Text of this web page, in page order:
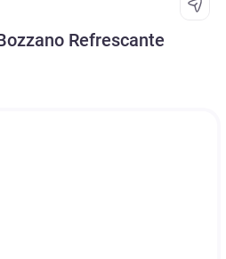
Refrescante